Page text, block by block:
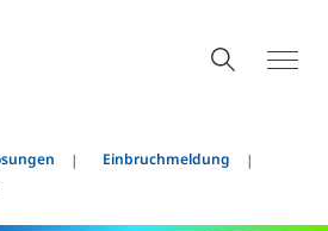
Einbruchmeldung